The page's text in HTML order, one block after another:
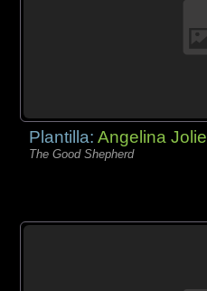
Plantilla:Angelina Jolie
The Good Shepherd